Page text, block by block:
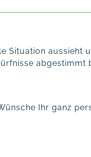
Situation aussieht
abgestimmt
Ihr ganz